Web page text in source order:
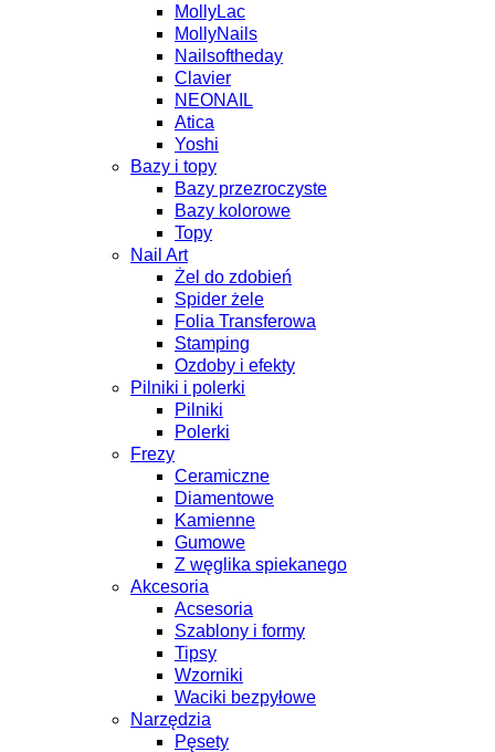
MollyLac
MollyNails
Nailsoftheday
Clavier
NEONAIL
Atica
Yoshi
Bazy i topy
Bazy przezroczyste
Bazy kolorowe
Topy
Nail Art
Żel do zdobień
Spider żele
Folia Transferowa
Stamping
Ozdoby i efekty
Pilniki i polerki
Pilniki
Polerki
Frezy
Ceramiczne
Diamentowe
Kamienne
Gumowe
Z węglika spiekanego
Akcesoria
Acsesoria
Szablony i formy
Tipsy
Wzorniki
Waciki bezpyłowe
Narzędzia
Pęsety